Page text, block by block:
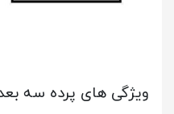
ویژگی های پرده سه